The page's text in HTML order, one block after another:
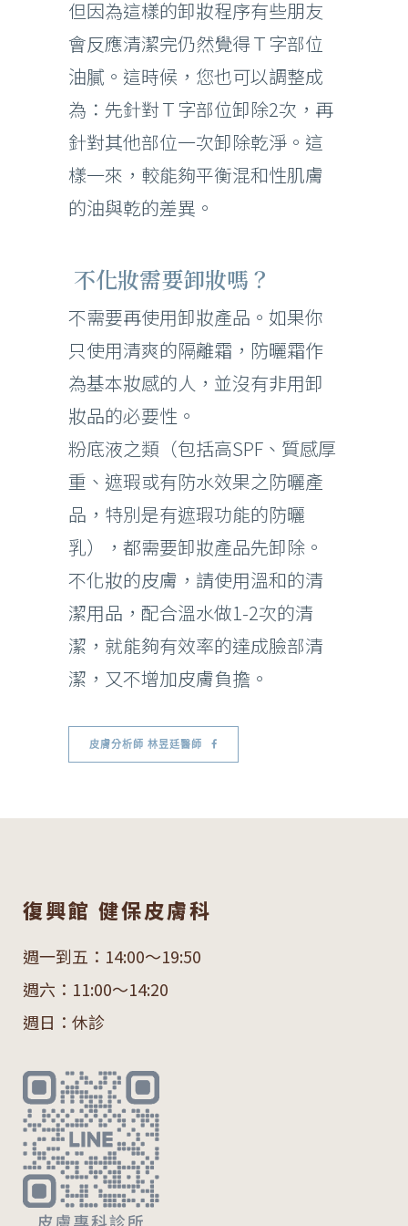
但因為這樣的卸妝程序有些朋友
會反應清潔完仍然覺得Ｔ字部位
油膩。這時候，您也可以調整成
為：先針對Ｔ字部位卸除2次，再
針對其他部位一次卸除乾淨。這
樣一來，較能夠平衡混和性肌膚
的油與乾的差異。
不化妝需要卸妝嗎？
不需要再使用卸妝產品。如果你
只使用清爽的隔離霜，防曬霜作
為基本妝感的人，並沒有非用卸
妝品的必要性。
粉底液之類（包括高SPF、質感厚
重、遮瑕或有防水效果之防曬產
品，特別是有遮瑕功能的防曬
乳），都需要卸妝產品先卸除。
不化妝的皮膚，請使用溫和的清
潔用品，配合溫水做1-2次的清
潔，就能夠有效率的達成臉部清
潔，又不增加皮膚負擔。
皮膚分析師 林昱廷醫師
復興館 健保皮膚科
週一到五：14:00～19:50
週六：11:00～14:20
週日：休診